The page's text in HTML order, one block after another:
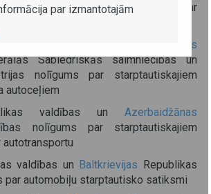
par starptautiskajiem pārvadājumiem ar
Austrijas
Sabiedriskās saimniecības un
nolīgums par starptautiskajiem
autoceļiem
valdības un Azerbaidžānas
nolīgums par starptautiskajiem
valdības un Baltkrievijas Republikas
par automobiļu starptautisko satiksmi
par izmantotajām